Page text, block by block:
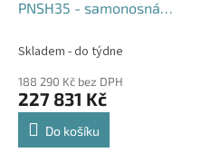
PNSH35 - samonosná
Skladem - do týdne
188 290 Kč bez DPH
227 831 Kč
Do košíku